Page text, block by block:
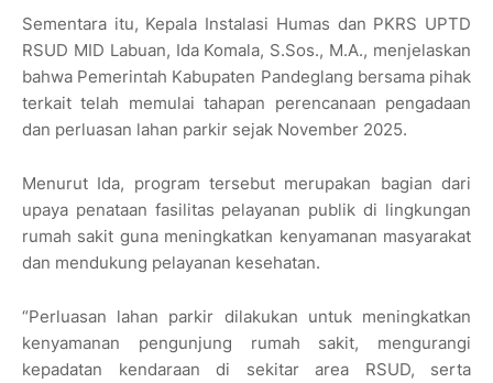
Sementara itu, Kepala Instalasi Humas dan PKRS UPTD
RSUD MID Labuan, Ida Komala, S.Sos., M.A., menjelaskan
bahwa Pemerintah Kabupaten Pandeglang bersama pihak
terkait telah memulai tahapan perencanaan pengadaan
dan perluasan lahan parkir sejak November 2025.
Menurut Ida, program tersebut merupakan bagian dari
upaya penataan fasilitas pelayanan publik di lingkungan
rumah sakit guna meningkatkan kenyamanan masyarakat
dan mendukung pelayanan kesehatan.
“Perluasan lahan parkir dilakukan untuk meningkatkan
kenyamanan pengunjung rumah sakit, mengurangi
kepadatan kendaraan di sekitar area RSUD, serta